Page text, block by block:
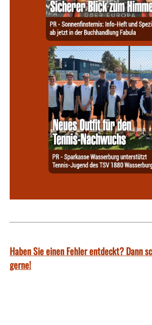
Haben Sie einen Fehler entdeckt? Dann
gerne!